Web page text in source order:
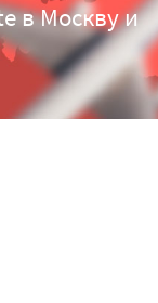
в Москву и